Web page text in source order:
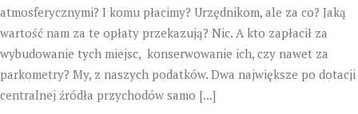
atmosferycznymi? I komu płacimy? Urzędnikom, ale za co? Jaką
wartość nam za te opłaty przekazują? Nic. A kto zapłacił za
wybudowanie tych miejsc, konserwowanie ich, czy nawet za
parkometry? My, z naszych podatków. Dwa największe po dotacji
centralnej źródła przychodów samo [...]